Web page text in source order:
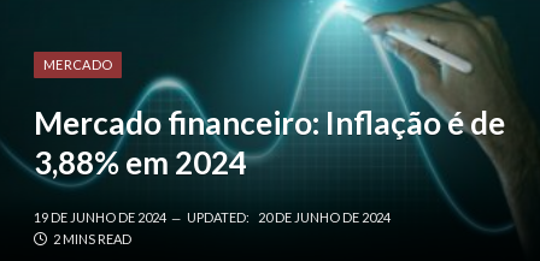
MERCADO
Mercado financeiro: Inflação é de
3,88% em 2024
19 DE JUNHO DE 2024 UPDATED:
20 DE JUNHO DE 2024
2 MINS READ